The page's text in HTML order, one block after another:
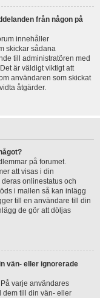
från någon på
innehåller
skickar sådana
till administratören med
är väldigt viktigt att
användaren som skickat
åtgärder.
på forumet.
att visas i din
onlinestatus och
i mallen så kan inlägg
till en användare till din
de gör att döljas
vän- eller ignorerade
varje användares
dem till din vän- eller